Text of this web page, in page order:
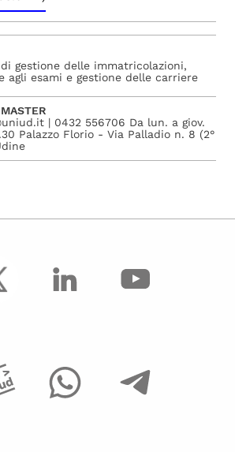
gestione delle immatricolazioni,
agli esami e gestione delle carriere
| 0432 556706 Da lun. a giov.
Palazzo Florio - Via Palladio n. 8 (2°